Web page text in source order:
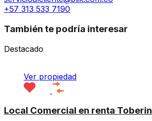
+57 313 533 7190
También te podría interesar
Destacado
Ver propiedad
Local Comercial en renta Toberin